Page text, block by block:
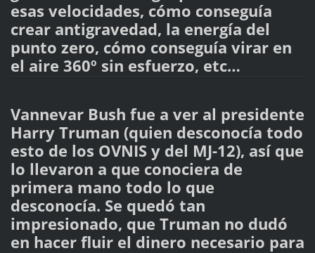
esas velocidades, cómo conseguía
crear antigravedad, la energía del
punto zero, cómo conseguía virar en
el aire 360º sin esfuerzo, etc…
Vannevar Bush fue a ver al presidente
Harry Truman (quien desconocía todo
esto de los OVNIS y del MJ-12), así que
lo llevaron a que conociera de
primera mano todo lo que
desconocía. Se quedó tan
impresionado, que Truman no dudó
en hacer fluir el dinero necesario para